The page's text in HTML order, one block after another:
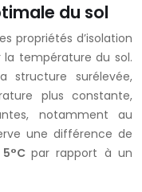
du sol
propriétés d’isolation
température du sol.
structure surélevée,
plus constante,
notamment au
une différence de
5°C par rapport à un